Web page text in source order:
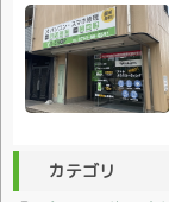
カテゴリ